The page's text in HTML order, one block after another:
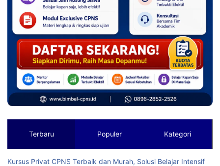
Terbaru Populer Kategori
Kursus Privat CPNS Terbaik dan Murah, Solusi Belajar Intensif